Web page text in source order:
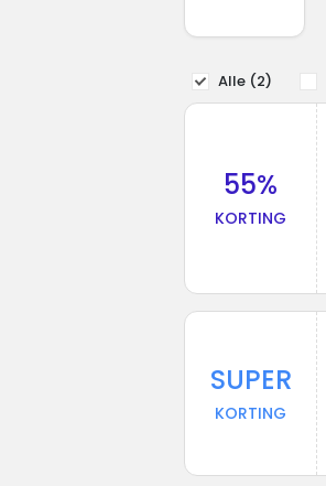
Alle (2)
55%
KORTING
SUPER
KORTING